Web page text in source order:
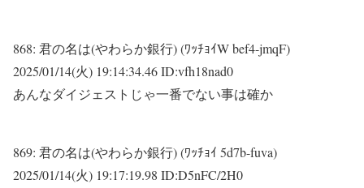
868: 君の名は(やわらか銀行) (ﾜｯﾁｮｲW bef4-jmqF)
2025/01/14(火) 19:14:34.46 ID:vfh18nad0
あんなダイジェストじゃ一番でない事は確か
869: 君の名は(やわらか銀行) (ﾜｯﾁｮｲ 5d7b-fuva)
2025/01/14(火) 19:17:19.98 ID:D5nFC/2H0